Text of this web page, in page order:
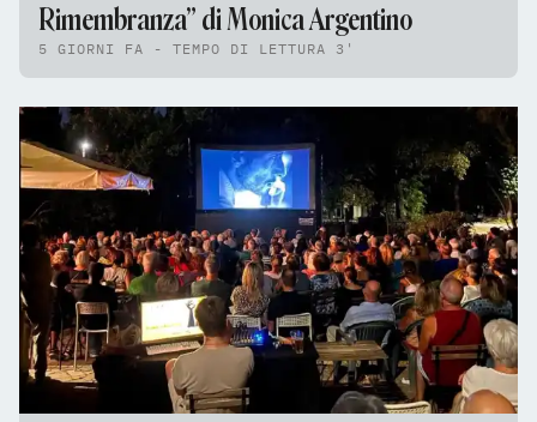
Rimembranza” di Monica Argentino
5 GIORNI FA - TEMPO DI LETTURA 3'